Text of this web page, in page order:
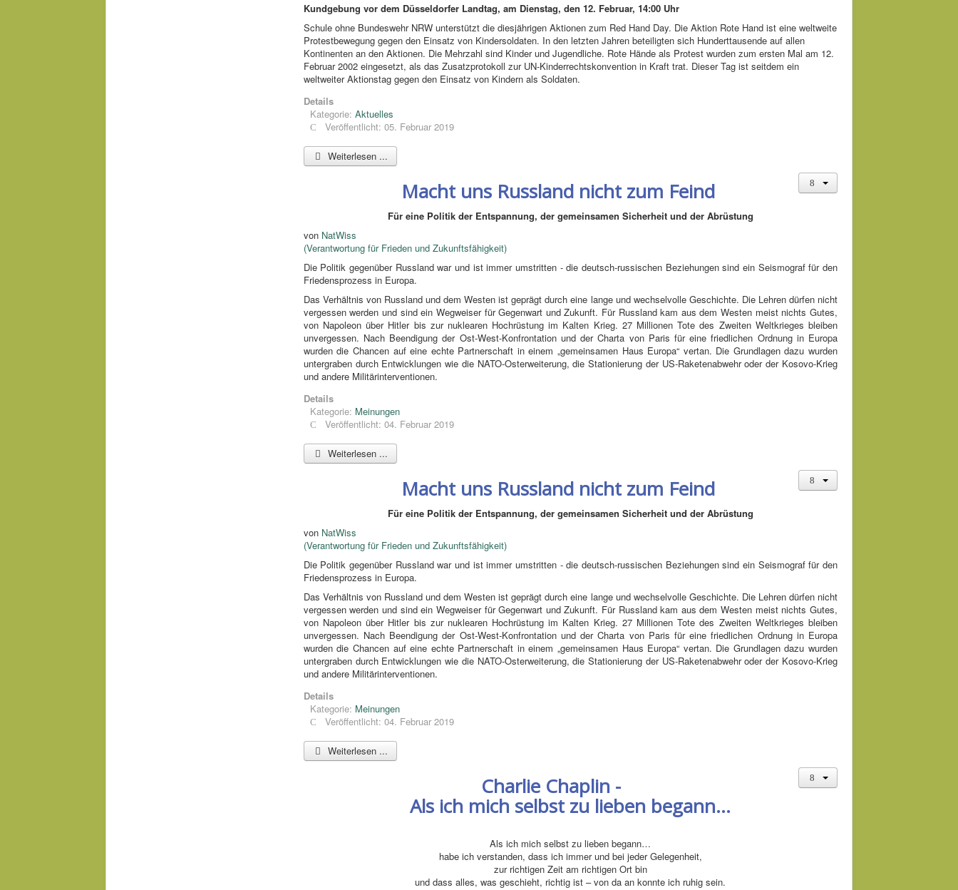
Kundgebung vor dem Düsseldorfer Landtag, am Dienstag, den 12. Februar, 14:00 Uhr
Schule ohne Bundeswehr NRW unterstützt die diesjährigen Aktionen zum Red Hand Day. Die Aktion Rote Hand ist eine weltweite
Protestbewegung gegen den Einsatz von Kindersoldaten. In den letzten Jahren beteiligten sich Hunderttausende auf allen
Kontinenten an den Aktionen. Die Mehrzahl sind Kinder und Jugendliche. Rote Hände als Protest wurden zum ersten Mal am 12.
Februar 2002 eingesetzt, als das Zusatzprotokoll zur UN-Kinderrechtskonvention in Kraft trat. Dieser Tag ist seitdem ein
weltweiter Aktionstag gegen den Einsatz von Kindern als Soldaten.
Details
Kategorie: Aktuelles
Veröffentlicht: 05. Februar 2019
Weiterlesen ...
Macht uns Russland nicht zum Feind
Für eine Politik der Entspannung, der gemeinsamen Sicherheit und der Abrüstung
von NatWiss
(Verantwortung für Frieden und Zukunftsfähigkeit)
Die Politik gegenüber Russland war und ist immer umstritten - die deutsch-russischen Beziehungen sind ein Seismograf für den
Friedensprozess in Europa.
Das Verhältnis von Russland und dem Westen ist geprägt durch eine lange und wechselvolle Geschichte. Die Lehren dürfen nicht
vergessen werden und sind ein Wegweiser für Gegenwart und Zukunft. Für Russland kam aus dem Westen meist nichts Gutes,
von Napoleon über Hitler bis zur nuklearen Hochrüstung im Kalten Krieg. 27 Millionen Tote des Zweiten Weltkrieges bleiben
unvergessen. Nach Beendigung der Ost-West-Konfrontation und der Charta von Paris für eine friedlichen Ordnung in Europa
wurden die Chancen auf eine echte Partnerschaft in einem „gemeinsamen Haus Europa“ vertan. Die Grundlagen dazu wurden
untergraben durch Entwicklungen wie die NATO-Osterweiterung, die Stationierung der US-Raketenabwehr oder der Kosovo-Krieg
und andere Militärinterventionen.
Details
Kategorie: Meinungen
Veröffentlicht: 04. Februar 2019
Weiterlesen ...
Macht uns Russland nicht zum Feind
Für eine Politik der Entspannung, der gemeinsamen Sicherheit und der Abrüstung
von NatWiss
(Verantwortung für Frieden und Zukunftsfähigkeit)
Die Politik gegenüber Russland war und ist immer umstritten - die deutsch-russischen Beziehungen sind ein Seismograf für den
Friedensprozess in Europa.
Das Verhältnis von Russland und dem Westen ist geprägt durch eine lange und wechselvolle Geschichte. Die Lehren dürfen nicht
vergessen werden und sind ein Wegweiser für Gegenwart und Zukunft. Für Russland kam aus dem Westen meist nichts Gutes,
von Napoleon über Hitler bis zur nuklearen Hochrüstung im Kalten Krieg. 27 Millionen Tote des Zweiten Weltkrieges bleiben
unvergessen. Nach Beendigung der Ost-West-Konfrontation und der Charta von Paris für eine friedlichen Ordnung in Europa
wurden die Chancen auf eine echte Partnerschaft in einem „gemeinsamen Haus Europa“ vertan. Die Grundlagen dazu wurden
untergraben durch Entwicklungen wie die NATO-Osterweiterung, die Stationierung der US-Raketenabwehr oder der Kosovo-Krieg
und andere Militärinterventionen.
Details
Kategorie: Meinungen
Veröffentlicht: 04. Februar 2019
Weiterlesen ...
Charlie Chaplin -
Als ich mich selbst zu lieben begann…
Als ich mich selbst zu lieben begann…
habe ich verstanden, dass ich immer und bei jeder Gelegenheit,
zur richtigen Zeit am richtigen Ort bin
und dass alles, was geschieht, richtig ist – von da an konnte ich ruhig sein.